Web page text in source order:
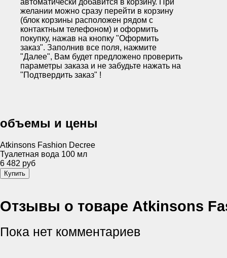
автоматически добавится в корзину. При
желании можно сразу перейти в корзину
(блок корзины расположен рядом с
контактным телефоном) и оформить
покупку, нажав на кнопку "Оформить
заказ". Заполнив все поля, нажмите
"Далее", Вам будет предложено проверить
параметры заказа и не забудьте нажать на
"Подтвердить заказ" !
объемы и цены
Atkinsons Fashion Decree
Туалетная вода 100 мл
6 482 руб
Отзывы о товаре Atkinsons
Пока нет комментариев